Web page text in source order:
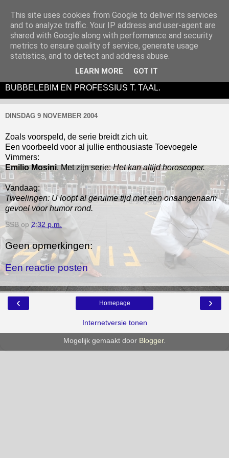
DE BUBBELEBIM IS EEN (ANTI)LITERAIR EN
PERFORMANCEVIDUO BESTAANDE UIT SIM SALA
BUBBELEBIM EN PROFESSIUS T. TAAL.
DINSDAG 9 NOVEMBER 2004
Zoals voorspeld, de serie breidt zich uit.
Een voorbeeld voor al jullie enthousiaste Toevoegele
Vimmers:
Emilio Mosini. Met zijn serie:Het kan altijd horoscoper.
Vandaag:
Tweelingen: U loopt al geruime tijd met een onaangenaam
gevoel voor humor rond.
SSB op 2:32 p.m.
Geen opmerkingen:
Een reactie posten
‹ ›
Homepage
Internetversie tonen
Mogelijk gemaakt door Blogger.
This site uses cookies from Google to deliver its services
and to analyze traffic. Your IP address and user-agent are
shared with Google along with performance and security
metrics to ensure quality of service, generate usage
statistics, and to detect and address abuse.
LEARN MORE GOT IT